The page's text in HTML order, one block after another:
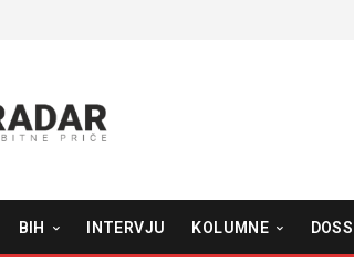
BIH INTERVJU KOLUMNE